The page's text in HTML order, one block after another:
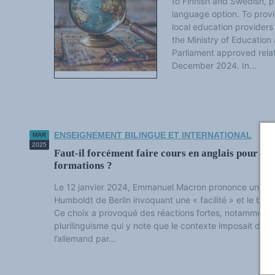
language option. To
local education
the Ministry of
Parliament approved
December 2024. In...
MAR
2025
ENSEIGNEMENT BILINGUE ET INTERNATIONAL
Faut-il forcément faire cours en anglais pour
formations ?
Le 12 janvier 2024, Emmanuel Macron prononce un
Humboldt de Berlin invoquant une « facilité » et le
Ce choix a provoqué des réactions fortes, notamment
plurilinguisme qui y note que le contexte imposait
l’allemand par...